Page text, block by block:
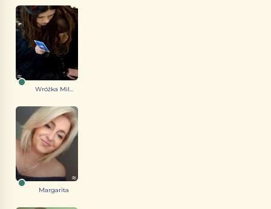
Wróżka Mil...
Margarita